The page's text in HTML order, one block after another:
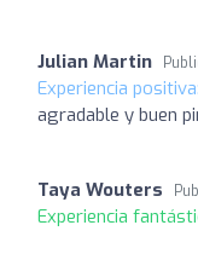
Julian Martin
Experiencia positiva:
agradable y buen
Taya Wouters
Experiencia